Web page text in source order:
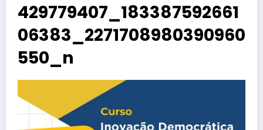
429779407_183387592661
06383_2271708980390960
550_n